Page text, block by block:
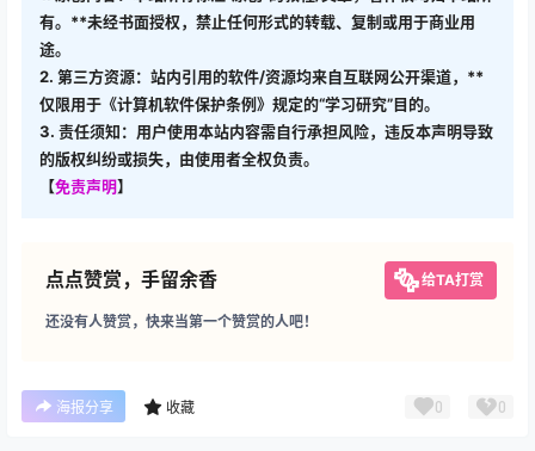
有。**未经书面授权，禁止任何形式的转载、复制或用于商业用
途。
2. 第三方资源：站内引用的软件/资源均来自互联网公开渠道，**
仅限用于《计算机软件保护条例》规定的“学习研究”目的。
3. 责任须知：用户使用本站内容需自行承担风险，违反本声明导致
的版权纠纷或损失，由使用者全权负责。
【免责声明】
点点赞赏，手留余香 给TA打赏
还没有人赞赏，快来当第一个赞赏的人吧！
海报分享 收藏 0 0